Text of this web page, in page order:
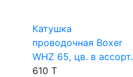
Катушка
проводочная Boxer
WHZ 65, цв. в ассорт.
610 T